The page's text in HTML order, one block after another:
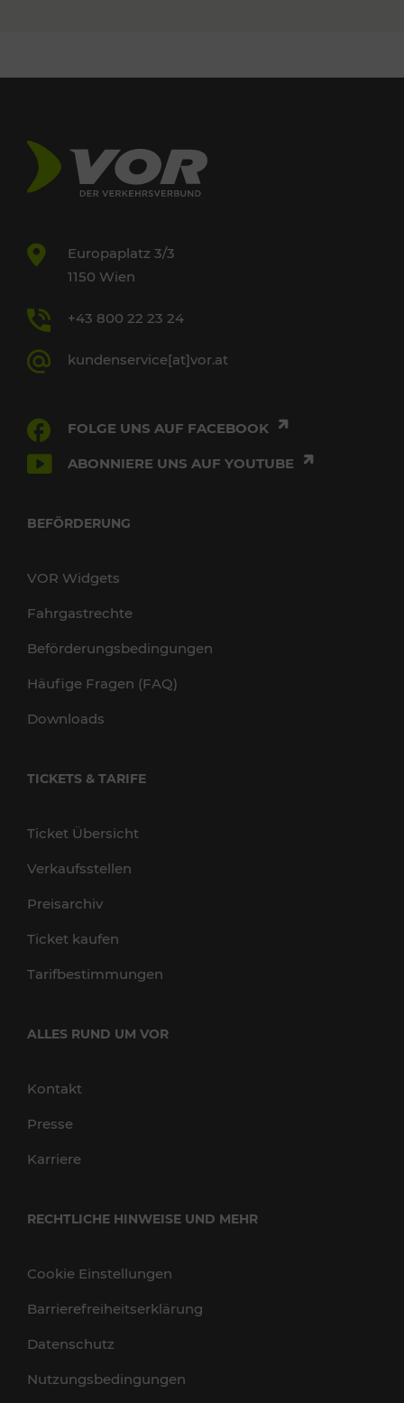
Europaplatz 3/3
1150 Wien
+43 800 22 23 24
kundenservice[at]vor.at
FOLGE UNS AUF FACEBOOK
ABONNIERE UNS AUF YOUTUBE
BEFÖRDERUNG
VOR Widgets
Fahrgastrechte
Beförderungsbedingungen
Häufige Fragen (FAQ)
Downloads
TICKETS & TARIFE
Ticket Übersicht
Verkaufsstellen
Preisarchiv
Ticket kaufen
Tarifbestimmungen
ALLES RUND UM VOR
Kontakt
Presse
Karriere
RECHTLICHE HINWEISE UND MEHR
Cookie Einstellungen
Barrierefreiheitserklärung
Datenschutz
Nutzungsbedingungen